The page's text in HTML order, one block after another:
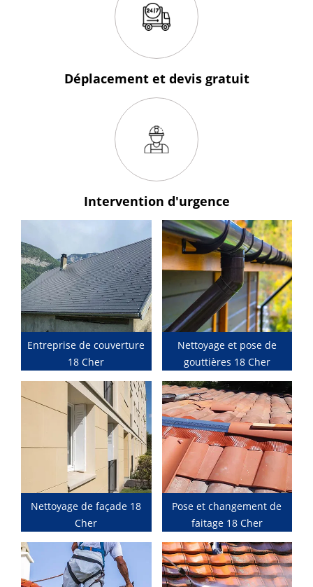
Déplacement et devis gratuit
Intervention d'urgence
Entreprise de couverture
18 Cher
Nettoyage et pose de
gouttières 18 Cher
Nettoyage de façade 18
Cher
Pose et changement de
faitage 18 Cher